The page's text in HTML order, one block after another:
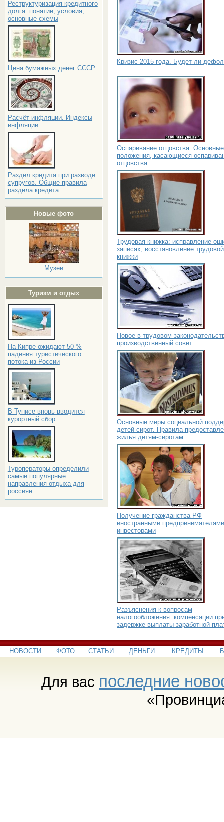
Реструктуризация кредитного
долга: понятие, условия,
основные схемы
Цена бумажных денег СССР
Расчёт инфляции. Индексы
инфляции
Раздел кредита при разводе
супругов. Общие правила
раздела кредита
Новые фото
Музеи
Туризм и отдых
На Кипре ожидают 50 %
падения туристического
потока из России
В Тунисе вновь вводится
курортный сбор
Туроператоры определили
самые популярные
направления отдыха для
россиян
Кризис 2015 года. Будет ли
Оспаривание отцовства. Основные
положения, касающиеся
отцовства
Трудовая книжка: исправление
записях, восстановление трудовой
книжки
Новое в трудовом
производственный совет
Основные меры социальной
детей-сирот. Правила
жилья детям-сиротам
Получение гражданства РФ
иностранными
инвесторами
Разъяснения к вопросам
налогообложения: компенсации
задержке выплаты заработной
НОВОСТИ ФОТО СТАТЬИ ДЕНЬГИ КРЕДИТЫ
Для вас последние